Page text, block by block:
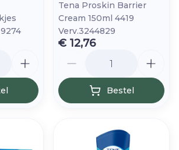
Tena Proskin Barrier
Cream 150ml 4419
Verv.3244829
€ 12,76
Bestel